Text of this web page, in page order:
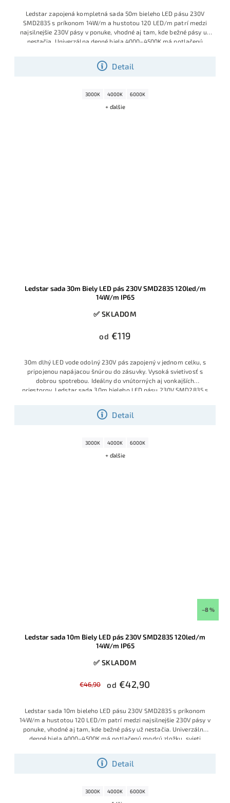
Detail
Ledstar zapojená kompletná sada 50m bieleho LED pásu 230V
SMD2835 s príkonom 14W/m a hustotou 120 LED/m patrí medzi
najsilnejšie 230V pásy v ponuke, vhodné aj tam, kde bežné pásy už
nestačia. Univerzálna denné biela 4000–4500K má potlačenú
zapojenej sade je pás pripravený na okamžité použitie – prípadne
ho môžete podľa potreby skracovať po každých 20 cm.
3000K 4000K 6000K
+ ďalšie
Ledstar sada 30m Biely LED pás 230V SMD2835 120led/m
14W/m IP65
✅ SKLADOM
od €119
Detail
30m dlhý LED vode odolný 230V pás zapojený v jednom celku, s
pripojenou napájacou šnúrou do zásuvky. Vysoká svietivosť s
dobrou spotrebou. Ideálny do vnútorných aj vonkajších
priestorov. Ledstar sada 30m bieleho LED pásu 230V SMD2835 s
230V pásy v ponuke, vhodné aj tam, kde bežné pásy už nestačia.
Univerzálna denné biela 4000–4500K má potlačenú modrú zložku,
potreby skracovať po každých 20 cm.
3000K 4000K 6000K
+ ďalšie
–8 %
Ledstar sada 10m Biely LED pás 230V SMD2835 120led/m
14W/m IP65
✅ SKLADOM
€46,90 od €42,90
Detail
Ledstar sada 10m bieleho LED pásu 230V SMD2835 s príkonom
14W/m a hustotou 120 LED/m patrí medzi najsilnejšie 230V pásy v
ponuke, vhodné aj tam, kde bežné pásy už nestačia. Univerzálna
denné biela 4000–4500K má potlačenú modrú zložku, svieti
pripravený na okamžité použitie – prípadne ho môžete podľa
potreby skracovať po každých 20 cm.
3000K 4000K 6000K